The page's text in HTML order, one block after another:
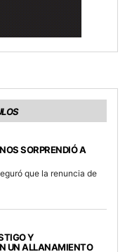
SORPRENDIÓ A
que la renuncia de
Y
UN ALLANAMIENTO